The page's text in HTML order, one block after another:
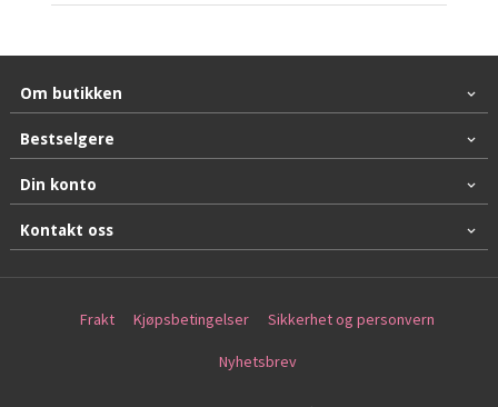
Om butikken
Bestselgere
Din konto
Kontakt oss
Frakt Kjøpsbetingelser Sikkerhet og personvern
Nyhetsbrev